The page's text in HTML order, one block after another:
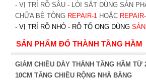
- VỊ TRÍ RỖ SÂU - LÒI SẮT DÙNG SẢN
CHỮA BÊ TÔNG REPAIR-1HOẶC
- VỊ TRÍ RỖ NHỎ - RỖ TỔ ONG DÙNG
SẢN PHẨM ĐỔ THÀNH TẦNG HẦM
GIẢM CHIỀU DÀY THÀNH TẦNG HẦM TỪ
10CM TĂNG CHIỀU RỘNG NHÀ BẰNG